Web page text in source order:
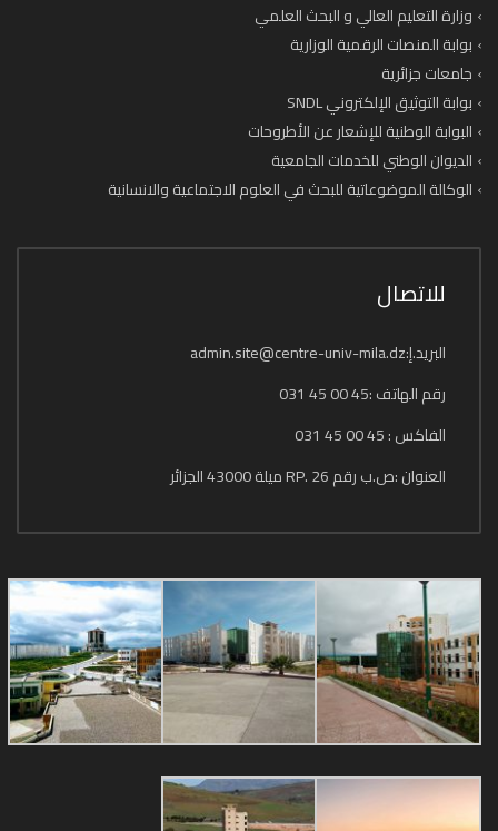
وزارة التعليم العالي و البحث العلمي
بوابة المنصات الرقمية الوزارية
جامعات جزائرية
بوابة التوثيق الإلكتروني SNDL
البوابة الوطنية للإشعار عن الأطروحات
الديوان الوطني للخدمات الجامعية
الوكالة الموضوعاتية للبحث في العلوم الاجتماعية والانسانية
للاتصال
البريد.إ:admin.site@centre-univ-mila.dz
رقم الهاتف :45 00 45 031
الفاكس : 45 00 45 031
العنوان :ص.ب رقم 26 .RP ميلة 43000 الجزائر